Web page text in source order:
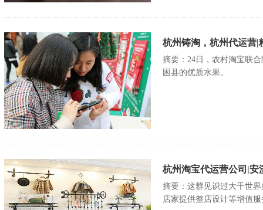
杭州铸淘，杭州代运营|
摘要：24日，农村淘宝联
困县的优质水果。
杭州淘宝代运营公司|安
摘要：这群见识过大千世
店家提供整店设计等增值服